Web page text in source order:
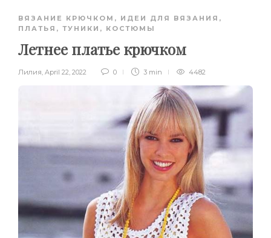
ВЯЗАНИЕ КРЮЧКОМ , ИДЕИ ДЛЯ ВЯЗАНИЯ ,
ПЛАТЬЯ, ТУНИКИ, КОСТЮМЫ
Летнее платье крючком
Лилия, April 22, 2022 0 3 min 4482